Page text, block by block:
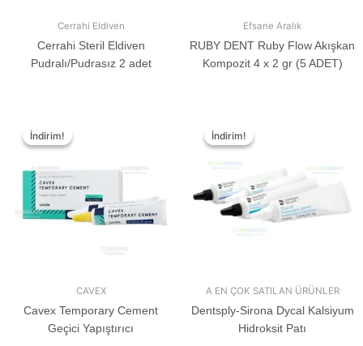
Cerrahi Eldiven
Cerrahi Steril Eldiven
Pudralı/Pudrasız 2 adet
Efsane Aralık
RUBY DENT Ruby Flow Akışkan
Kompozit 4 x 2 gr (5 ADET)
İndirim!
İndirim!
CAVEX
Cavex Temporary Cement
Geçici Yapıştırıcı
İndirim!
İndirim!
A EN ÇOK SATILAN ÜRÜNLER
Dentsply-Sirona Dycal Kalsiyum
Hidroksit Patı